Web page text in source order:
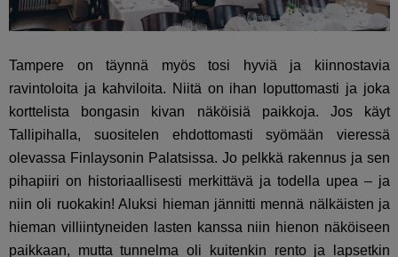
Tampere on täynnä myös tosi hyviä ja kiinnostavia
ravintoloita ja kahviloita. Niitä on ihan loputtomasti ja joka
korttelista bongasin kivan näköisiä paikkoja. Jos käyt
Tallipihalla, suositelen ehdottomasti syömään vieressä
olevassa Finlaysonin Palatsissa. Jo pelkkä rakennus ja sen
pihapiiri on historiaallisesti merkittävä ja todella upea – ja
niin oli ruokakin! Aluksi hieman jännitti mennä nälkäisten ja
hieman villiintyneiden lasten kanssa niin hienon näköiseen
paikkaan, mutta tunnelma oli kuitenkin rento ja lapsetkin